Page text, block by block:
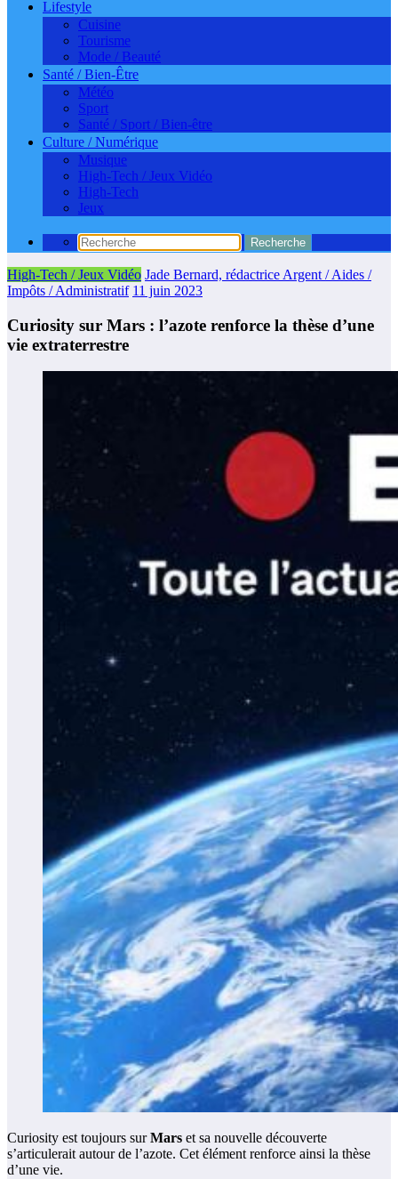
Lifestyle
Cuisine
Tourisme
Mode / Beauté
Santé / Bien-Être
Météo
Sport
Santé / Sport / Bien-être
Culture / Numérique
Musique
High-Tech / Jeux Vidéo
High-Tech
Jeux
High-Tech / Jeux Vidéo Jade Bernard, rédactrice Argent / Aides /
Impôts / Administratif 11 juin 2023
Curiosity sur Mars : l’azote renforce la thèse d’une
vie extraterrestre
Curiosity est toujours surMars et sa nouvelle découverte
s’articulerait autour de l’azote. Cet élément renforce ainsi la thèse
d’une vie.